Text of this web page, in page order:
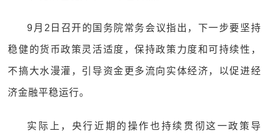
9月2日召开的国务院常务会议指出，下一步要坚持
稳健的货币政策灵活适度，保持政策力度和可持续性，
不搞大水漫灌，引导资金更多流向实体经济，以促进经
济金融平稳运行。
实际上，央行近期的操作也持续贯彻这一政策导